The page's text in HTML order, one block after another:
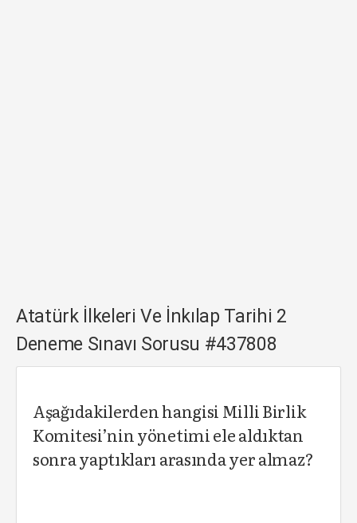
Atatürk İlkeleri Ve İnkılap Tarihi 2
Deneme Sınavı Sorusu #437808
Aşağıdakilerden hangisi Milli Birlik
Komitesi’nin yönetimi ele aldıktan
sonra yaptıkları arasında yer almaz?